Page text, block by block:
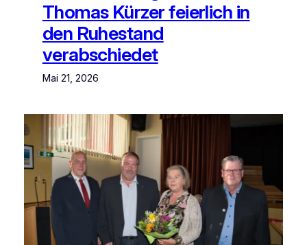
Thomas Kürzer feierlich in
den Ruhestand
verabschiedet
Mai 21, 2026